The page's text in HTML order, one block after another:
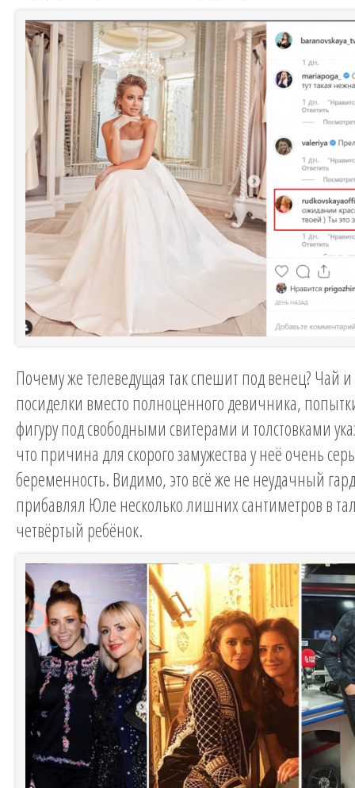
Почему же телеведущая так спешит под венец? Чай
посиделки вместо полноценного девичника,
фигуру под свободными свитерами и толстовками
что причина для скорого замужества у неё очень
беременность. Видимо, это всё же не неудачный
прибавлял Юле несколько лишних сантиметров в
четвёртый ребёнок.